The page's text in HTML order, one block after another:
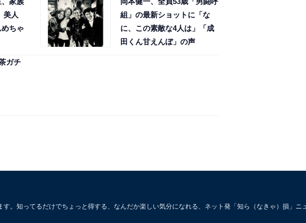
美人
ちゃ
組」の最新ショットに「な
に、この素敵な4人は」「成
田くん甘えんぼ」の声
ガチ
。知ってるだけでちょっと得する、なんだか楽しい気分になれる、ネット発「知ら（なきゃ）損」ニ